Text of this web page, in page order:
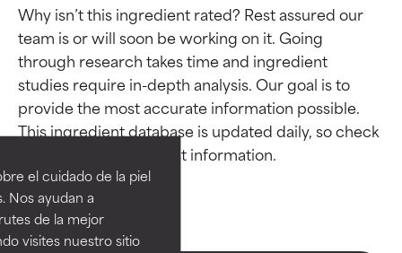
el cuidado de la piel
Nos ayudan a
de la mejor
visites nuestro sitio
Why isn’t this ingredient rated? Rest assured our
team is or will soon be working on it. Going
through research takes time and ingredient
studies require in-depth analysis. Our goal is to
provide the most accurate information possible.
This ingredient database is updated daily, so check
Calificaciones de
ingredientes
EXCELENTE
Ingrediente sobresaliente con
beneficios reales para la piel. Su
Calificaciones de
ingredientes
EXCELENTE
Ingrediente sobresaliente con
beneficios reales para la piel. Su